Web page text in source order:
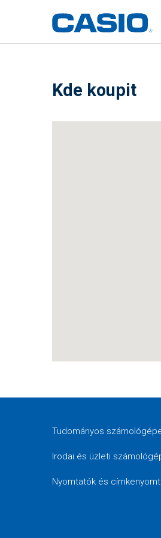
Kde koupit
Tudományos
Irodai és üzleti
Nyomtatók és